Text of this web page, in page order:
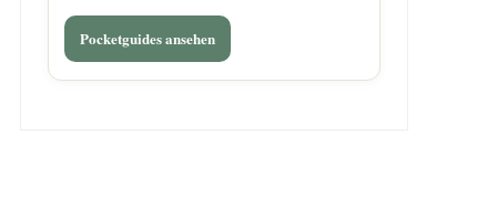
Pocketguides ansehen